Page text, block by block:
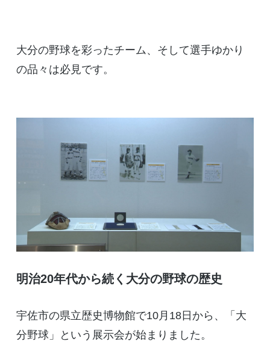
大分の野球を彩ったチーム、そして選手ゆかり
の品々は必見です。
明治20年代から続く大分の野球の歴史
宇佐市の県立歴史博物館で10月18日から、「大
分野球」という展示会が始まりました。